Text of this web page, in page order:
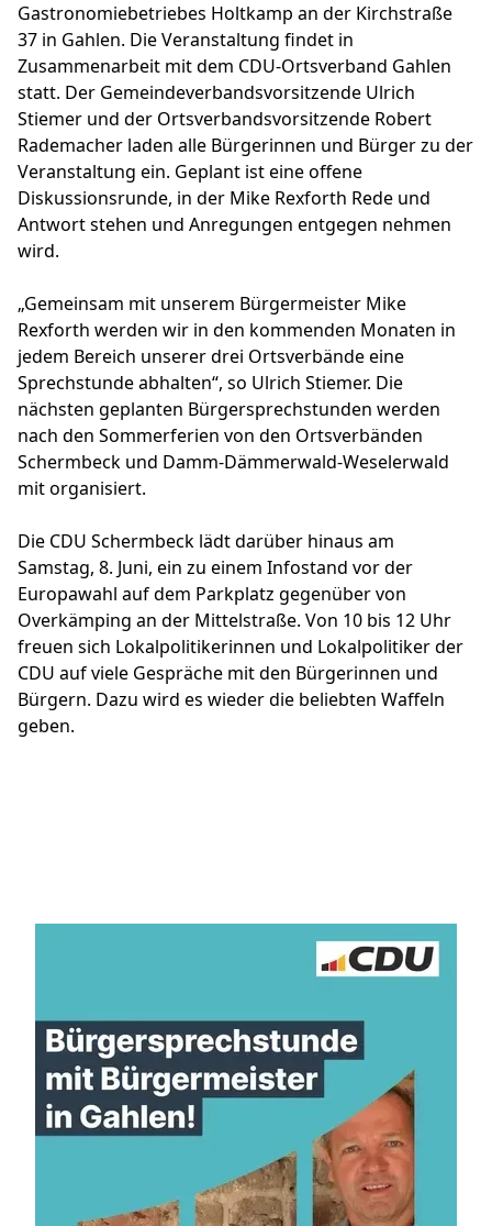
Gastronomiebetriebes Holtkamp an der Kirchstraße
37 in Gahlen. Die Veranstaltung findet in
Zusammenarbeit mit dem CDU-Ortsverband Gahlen
statt. Der Gemeindeverbandsvorsitzende Ulrich
Stiemer und der Ortsverbandsvorsitzende Robert
Rademacher laden alle Bürgerinnen und Bürger zu der
Veranstaltung ein. Geplant ist eine offene
Diskussionsrunde, in der Mike Rexforth Rede und
Antwort stehen und Anregungen entgegen nehmen
wird.
„Gemeinsam mit unserem Bürgermeister Mike
Rexforth werden wir in den kommenden Monaten in
jedem Bereich unserer drei Ortsverbände eine
Sprechstunde abhalten“, so Ulrich Stiemer. Die
nächsten geplanten Bürgersprechstunden werden
nach den Sommerferien von den Ortsverbänden
Schermbeck und Damm-Dämmerwald-Weselerwald
mit organisiert.
Die CDU Schermbeck lädt darüber hinaus am
Samstag, 8. Juni, ein zu einem Infostand vor der
Europawahl auf dem Parkplatz gegenüber von
Overkämping an der Mittelstraße. Von 10 bis 12 Uhr
freuen sich Lokalpolitikerinnen und Lokalpolitiker der
CDU auf viele Gespräche mit den Bürgerinnen und
Bürgern. Dazu wird es wieder die beliebten Waffeln
geben.